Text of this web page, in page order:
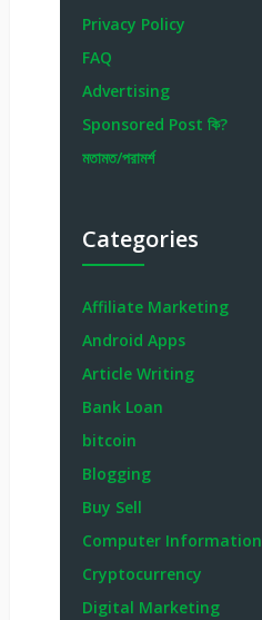
Privacy Policy
FAQ
Advertising
Sponsored Post কি?
মতামত/পরামর্শ
Categories
Affiliate Marketing
Android Apps
Article Writing
Bank Loan
bitcoin
Blogging
Buy Sell
Computer Information
Cryptocurrency
Digital Marketing